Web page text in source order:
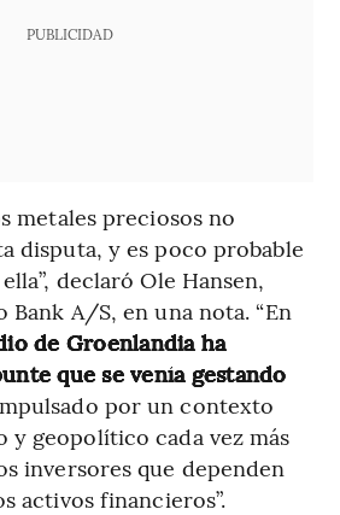
PUBLICIDAD
metales preciosos no
disputa, y es poco probable
declaró Ole Hansen,
Bank A/S, en una nota. “En
de Groenlandia ha
que se venía gestando
por un contexto
y geopolítico cada vez más
inversores que dependen
activos financieros”.